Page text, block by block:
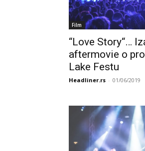
Film
“Love Story“…
aftermovie o
Lake Festu
Headliner.rs - 01/06/2019